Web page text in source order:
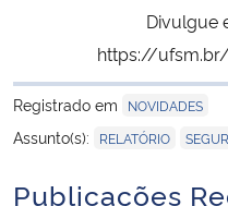
Divulgue
https://
Registrado em
NOVIDADES
Assunto(s): RELATÓRIO
Publicações